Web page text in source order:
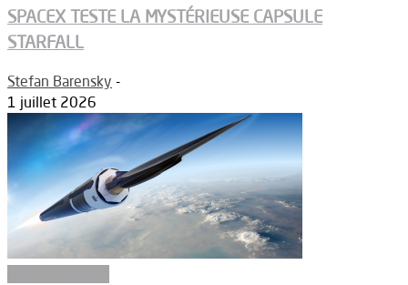
SPACEX TESTE LA MYSTÉRIEUSE CAPSULE
STARFALL
Stefan Barensky -
1 juillet 2026